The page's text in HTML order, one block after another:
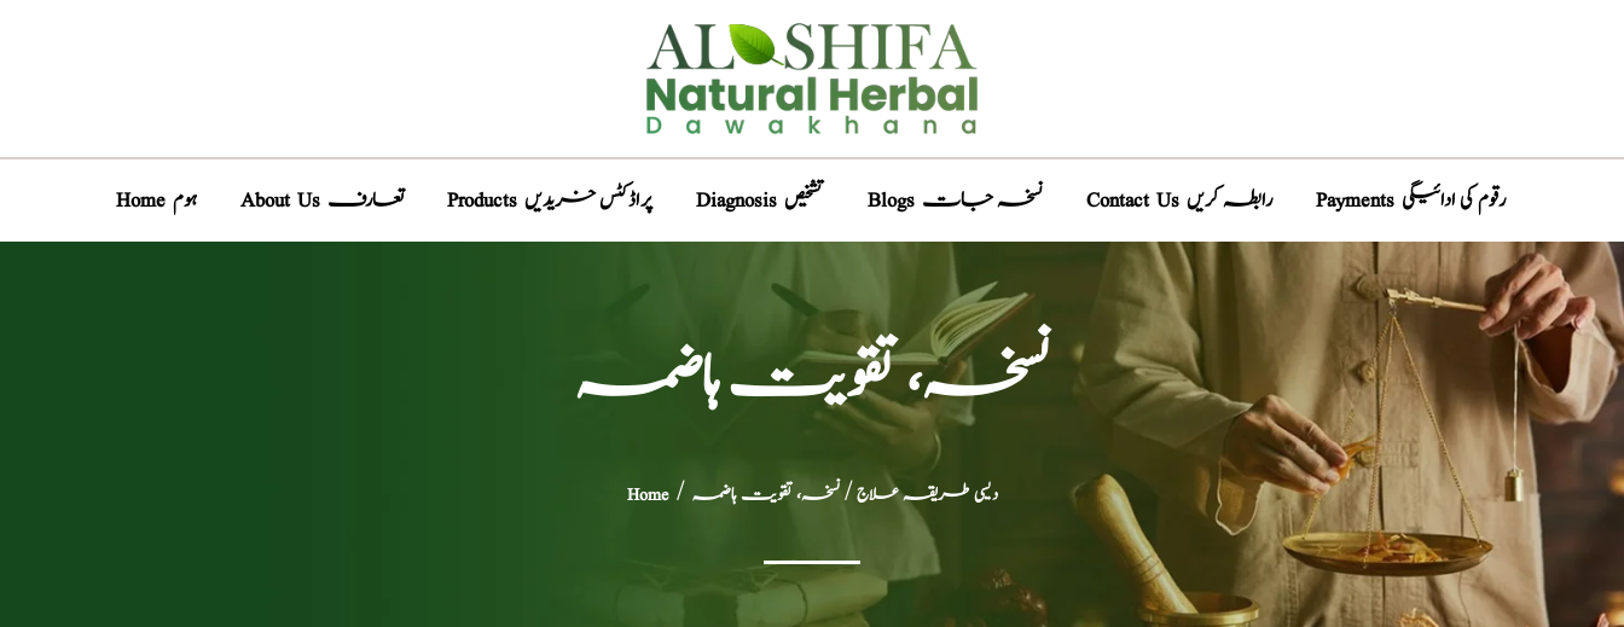
Home ہوم About Us تعارف Products پراڈکٹس خریدیں Diagnosis تشخیص Blogs نسخہ جات Contact Us رابطہ کریں Payments رقوم کی ادائیگی
نسخہ، تقویت ہاضمہ
Home/ دیسی طریقہ علاج/ نسخہ، تقویت ہاضمہ